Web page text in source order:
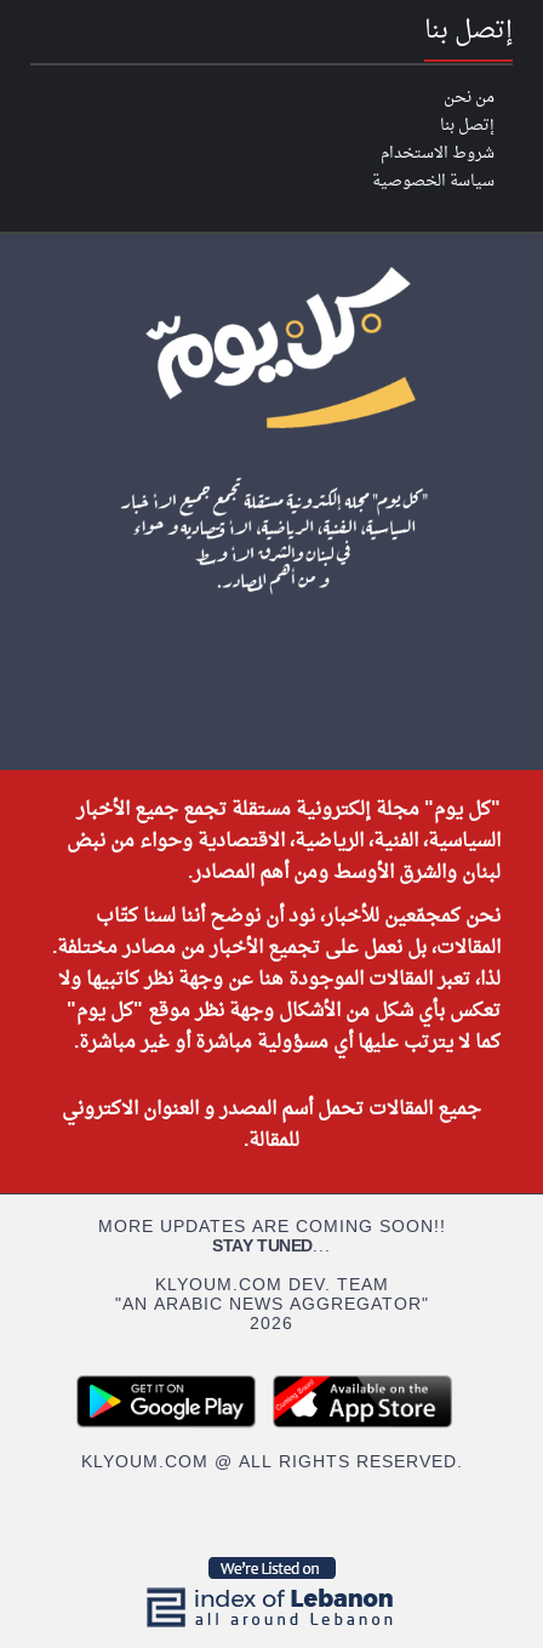
إتصل بنا
من نحن
إتصل بنا
شروط الاستخدام
سياسة الخصوصية
"كل يوم" مجلة إلكترونية مستقلة تجمع جميع الأخبار
السياسية، الفنية، الرياضية، الاقتصادية وحواء من نبض
لبنان والشرق الأوسط ومن أهم المصادر.
نحن كمجمّعين للأخبار، نود أن نوضح أننا لسنا كتّاب
المقالات، بل نعمل على تجميع الأخبار من مصادر مختلفة.
لذا، تعبر المقالات الموجودة هنا عن وجهة نظر كاتبيها ولا
تعكس بأي شكل من الأشكال وجهة نظر موقع "كل يوم"
كما لا يترتب عليها أي مسؤولية مباشرة أو غير مباشرة.
جميع المقالات تحمل أسم المصدر و العنوان الاكتروني
للمقالة.
MORE UPDATES ARE COMING SOON!!
STAY TUNED...
KLYOUM.COM DEV. TEAM
"AN ARABIC NEWS AGGREGATOR"
2026
KLYOUM.COM @ ALL RIGHTS RESERVED.